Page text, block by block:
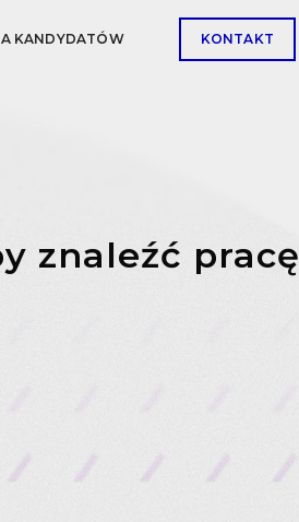
KANDYDATÓW KONTAKT
znaleźć pracę